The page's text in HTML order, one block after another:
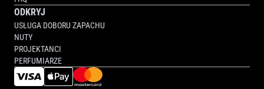
ODKRYJ
USŁUGA DOBORU ZAPACHU
NUTY
PROJEKTANCI
PERFUMIARZE